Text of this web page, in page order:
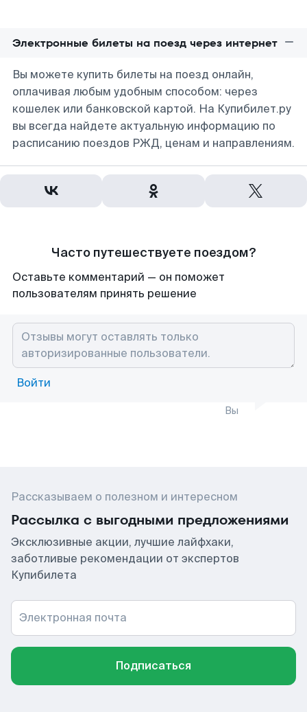
Электронные билеты на поезд через интернет
Вы можете купить билеты на поезд онлайн,
оплачивая любым удобным способом: через
кошелек или банковской картой. На Купибилет.ру
вы всегда найдете актуальную информацию по
расписанию поездов РЖД, ценам и направлениям.
Часто путешествуете поездом?
Оставьте комментарий — он поможет
пользователям принять решение
Войти
Вы
Рассказываем о полезном и интересном
Рассылка с выгодными предложениями
Эксклюзивные акции, лучшие лайфхаки,
заботливые рекомендации от экспертов
Купибилета
Электронная почта
Подписаться